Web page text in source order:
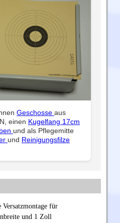
Geschosse aus
einen Kugelfang 17cm
und als Pflegemitte
und Reinigungsfilze
für
und 1 Zoll